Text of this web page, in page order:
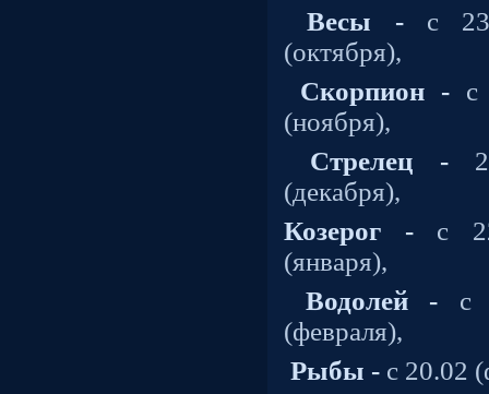
Весы -с
(октября),
Скорпион - с
(ноября),
Стрелец -
(декабря),
Козерог -с
(января),
Водолей - с
(февраля),
Рыбы - с 20.02